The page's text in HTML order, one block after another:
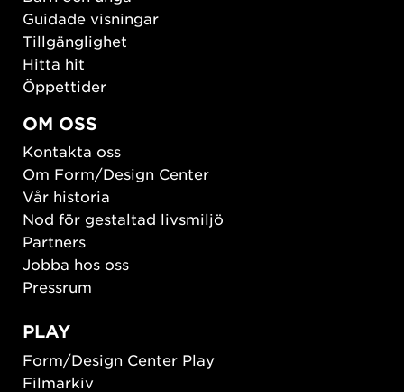
Guidade visningar
Tillgänglighet
Hitta hit
Öppettider
OM OSS
Kontakta oss
Om Form/Design Center
Vår historia
Nod för gestaltad livsmiljö
Partners
Jobba hos oss
Pressrum
PLAY
Form/Design Center Play
Filmarkiv